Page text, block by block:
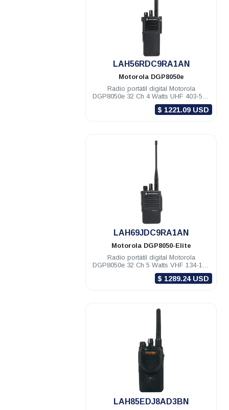
LAH56RDC9RA1AN
Motorola DGP8050e
Radio portátil digital Motorola
DGP8050e 32 Ch 4 Watts UHF 403-527
Mhz c/gps NKP
$ 1221.09 USD
LAH69JDC9RA1AN
Motorola DGP8050-Elite
Radio portátil digital Motorola
DGP8050e 32 Ch 5 Watts VHF 134-174
Mhz c/gps Elite NKP
$ 1289.24 USD
LAH85EDJ8AD3BN